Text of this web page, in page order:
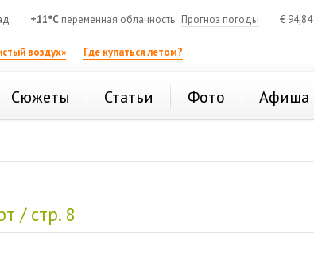
+11°C переменная облачность Прогноз погоды € 94,84
воздух» Где купаться летом?
Сюжеты Статьи Фото Афиша
/ стр. 8